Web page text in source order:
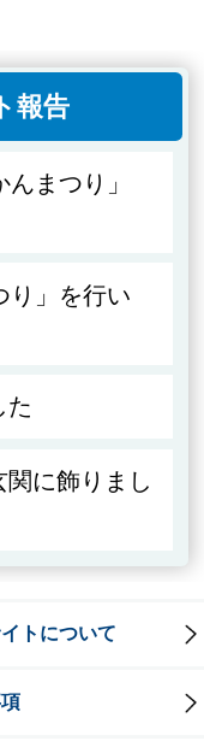
報告
まつり」
り」を行い
た
に飾りまし
トについて